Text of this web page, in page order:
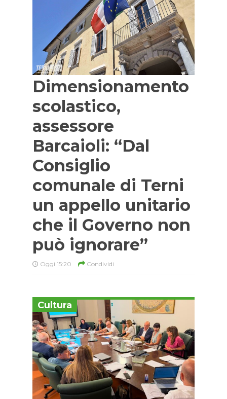
Dimensionamento
scolastico,
assessore
Barcaioli: “Dal
Consiglio
comunale di Terni
un appello unitario
che il Governo non
può ignorare”
Oggi 15:20 Condividi
Cultura